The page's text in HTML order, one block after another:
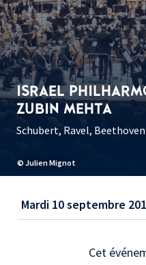
© Julien Mignot
ISRAEL
ZUBIN MEHTA
Schubert, Ravel, Beethoven
Mardi 10 septembre
Cet